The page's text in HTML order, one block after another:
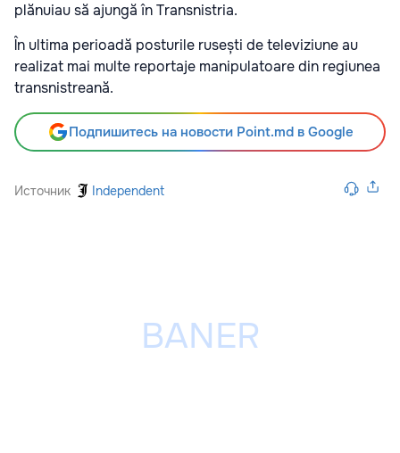
plănuiau să ajungă în Transnistria.
În ultima perioadă posturile rusești de televiziune au
realizat mai multe reportaje manipulatoare din regiunea
transnistreană.
Подпишитесь на новости Point.md в Google
Источник Independent